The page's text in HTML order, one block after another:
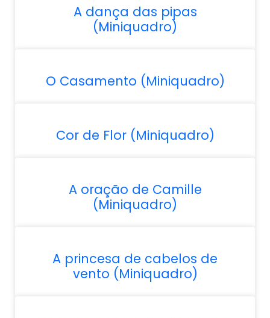
A dança das pipas
(Miniquadro)
O Casamento (Miniquadro)
Cor de Flor (Miniquadro)
A oração de Camille
(Miniquadro)
A princesa de cabelos de
vento (Miniquadro)